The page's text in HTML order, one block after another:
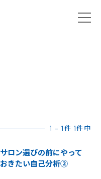
1 - 1件 1件中
サロン選びの前にやって
おきたい自己分析②